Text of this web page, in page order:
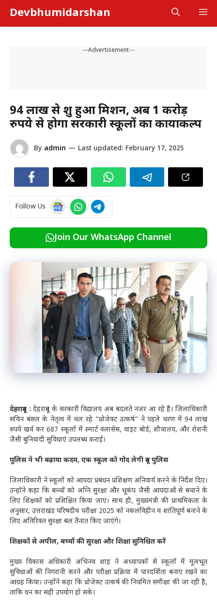
content
Devbhumidarshan
---Advertisement---
94 लाख से शुरू हुआ मिशन, अब 1 करोड़
रुपये से होगा सरकारी स्कूलों का कायाकल्प
By admin — Last updated: February 17, 2025
Follow Us
Join Our WhatsApp Channel
देहरादून :देहरादून के सरकारी विद्यालय अब बदलते नजर आ रहे हैं। जिलाधिकारी
सविन बंसल के नेतृत्व में चल रहे “प्रोजेक्ट उत्कर्ष” ने पहले चरण में 94 लाख
रुपये खर्च कर 687 स्कूलों में स्मार्ट क्लासेस, वाइट बोर्ड, शौचालय, और रोशनी
जैसी बुनियादी सुविधाएं उपलब्ध कराईं।
पुलिस ने भी बढ़ाया कदम, एक स्कूल को गोद लेगी दून पुलिस
जिलाधिकारी ने स्कूलों को आपदा प्रबंधन प्रशिक्षण अनिवार्य करने के निर्देश दिए।
उन्होंने कहा कि बच्चों को अग्नि सुरक्षा और भूकंप जैसी आपदाओं से बचाने के
लिए शिक्षकों को प्रशिक्षित किया जाए। साथ ही, मुख्यमंत्री की प्राथमिकता के
अनुसार, उत्तराखंड परिषदीय परीक्षा 2025 को नकलविहीन व शांतिपूर्ण बनाने के
लिए अतिरिक्त सुरक्षा बल तैनात किए जाएंगे।
शिक्षकों से अपील, बच्चों की सुरक्षा और शिक्षा सुनिश्चित करें
मुख्य विकास अधिकारी अभिनव शाह ने अध्यापकों से स्कूलों में मूलभूत
सुविधाओं की निगरानी करने और परीक्षा प्रक्रिया में पारदर्शिता बनाए रखने का
आग्रह किया। उन्होंने कहा कि प्रोजेक्ट उत्कर्ष की नियमित समीक्षा की जा रही है,
ताकि धन का सही उपयोग हो सके।